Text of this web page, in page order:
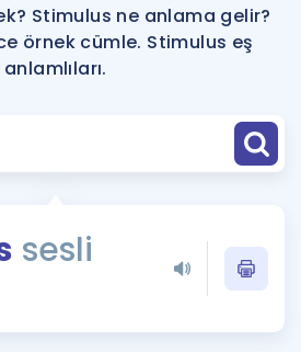
ÜYE DEĞİLİM
Stimulus ne anlama gelir?
örnek cümle. Stimulus eş
anlamlıları.
sesli